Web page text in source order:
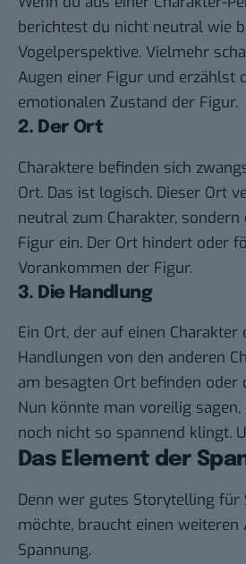
berichtest du nicht neutral wie
Vogelperspektive. Vielmehr
Augen einer Figur und erzählst
emotionalen Zustand der Figur.
2. Der Ort
Charaktere befinden sich
Ort. Das ist logisch. Dieser Ort
neutral zum Charakter,
Figur ein. Der Ort hindert oder
Vorankommen der Figur.
3. Die Handlung
Ein Ort, der auf einen
Handlungen von den anderen
am besagten Ort befinden
Nun könnte man voreilig
noch nicht so spannend klingt.
Das Element der
Denn wer gutes Storytelling für
möchte, braucht einen weiteren
Spannung.